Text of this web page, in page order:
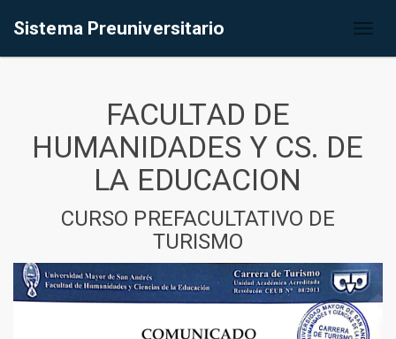
Sistema Preuniversitario
FACULTAD DE
HUMANIDADES Y CS. DE
LA EDUCACION
CURSO PREFACULTATIVO DE
TURISMO